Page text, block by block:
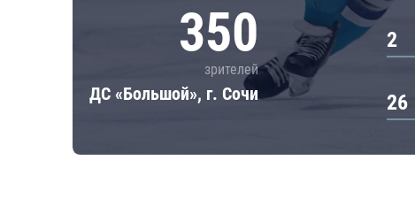
350
зрителей
ДС «Большой», г. Сочи
2
26